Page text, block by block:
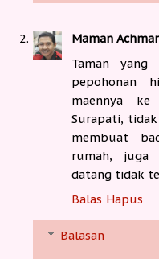
Maman
Taman yang
pepohonan
maennya
Surapati,
membuat
rumah, juga
datang tidak
Balas Hapus
Balasan